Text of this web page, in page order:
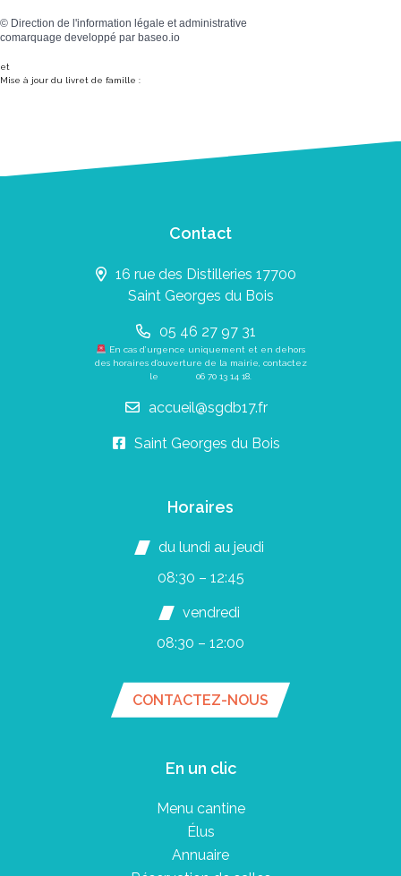
© Direction de l'information légale et administrative
comarquage developpé par baseo.io
et
Mise à jour du livret de famille :
Contact
16 rue des Distilleries 17700
Saint Georges du Bois
05 46 27 97 31
En cas d’urgence uniquement et en dehors
des horaires d’ouverture de la mairie, contactez
le 06 70 13 14 18
accueil@sgdb17.fr
Saint Georges du Bois
Horaires
du lundi au jeudi
08:30 – 12:45
vendredi
08:30 – 12:00
CONTACTEZ-NOUS
En un clic
Menu cantine
Élus
Annuaire